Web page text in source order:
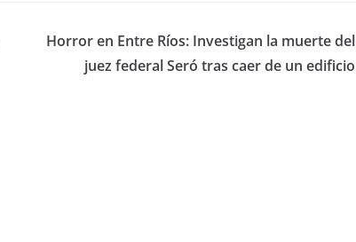
Horror en Entre Ríos: Investigan la muerte del
juez federal Seró tras caer de un edificio